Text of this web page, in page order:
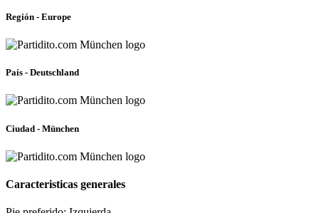
Región - Europe
País - Deutschland
Ciudad - München
Caracteristicas generales